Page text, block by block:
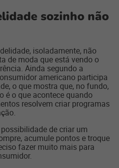
sozinho não
isoladamente, não
de moda que está vendo o
Ainda segundo a
americano participa
o que mostra que, no fundo,
é o que acontece quando
resolvem criar programas
de criar um
acumule pontos e troque
fazer muito mais para